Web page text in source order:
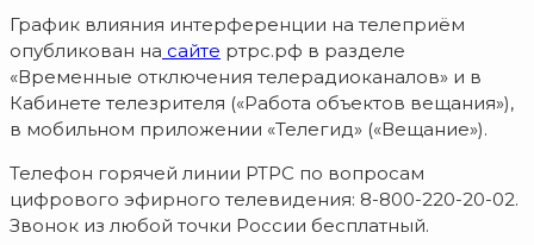
График влияния интерференции на телеприём
опубликован на сайте ртрс.рф в разделе
«Временные отключения телерадиоканалов» и в
Кабинете телезрителя («Работа объектов вещания»),
в мобильном приложении «Телегид» («Вещание»).
Телефон горячей линии РТРС по вопросам
цифрового эфирного телевидения: 8-800-220-20-02.
Звонок из любой точки России бесплатный.